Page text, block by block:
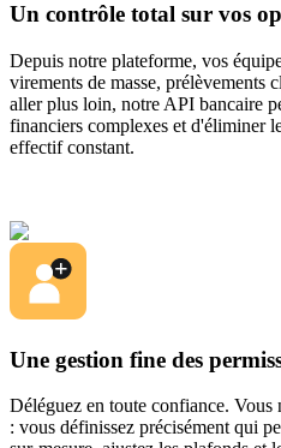
Un contrôle total sur vos
Depuis notre plateforme, vos
virements de masse, prélèvements
aller plus loin, notre API bancaire
financiers complexes et d'éliminer
effectif constant.
Une gestion fine des
Déléguez en toute confiance. Vous
: vous définissez précisément qui